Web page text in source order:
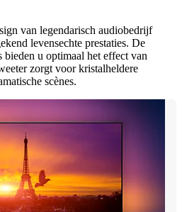
van legendarisch audiobedrijf
levensechte prestaties. De
u optimaal het effect van
zorgt voor kristalheldere
scènes.